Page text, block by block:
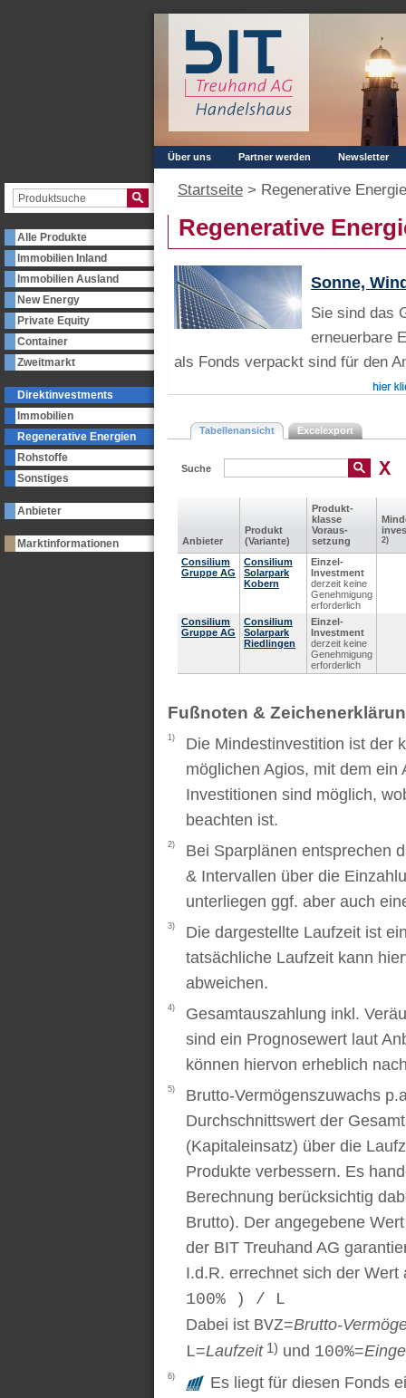
Alle Produkte
Immobilien Inland
Immobilien Ausland
New Energy
Private Equity
Container
Zweitmarkt
Direktinvestments
Immobilien
Regenerative Energien
Rohstoffe
Sonstiges
Anbieter
Marktinformationen
Über uns Partner werden Newsletter
Startseite > Regenerative
Regenerative
Sonne,
Sie sind das
erneuerbare
als Fonds verpackt sind für den
Tabellenansicht Excelexport
Suche
Anbieter
Produkt
(Variante)
Produkt­
klasse
Voraus­
setzung
2)
Consilium
Gruppe AG
Consilium
Solarpark
Kobern
Einzel-
Investment
derzeit keine
Genehmigung
erforderlich
Consilium
Gruppe AG
Consilium
Solarpark
Riedlingen
Einzel-
Investment
derzeit keine
Genehmigung
erforderlich
Fußnoten &
1)
Die Mindestinvestition ist der
möglichen Agios, mit dem
Investitionen sind möglich,
beachten ist.
2)
Bei Sparplänen entsprechen
& Intervallen über die
unterliegen ggf. aber auch
3)
Die dargestellte Laufzeit ist
tatsächliche Laufzeit kann
abweichen.
4)
Gesamtauszahlung inkl.
sind ein Prognosewert laut
können hiervon erheblich
5)
Brutto-Vermögenszuwachs
Durchschnittswert der
(Kapitaleinsatz) über die
Produkte verbessern. Es
Berechnung berücksichtig
Brutto). Der angegebene
der BIT Treuhand AG
I.d.R. errechnet sich der
100% ) / L
Dabei ist BVZ=Brutto-
L=Laufzeit1) und 100%=
6)
Es liegt für diesen Fonds